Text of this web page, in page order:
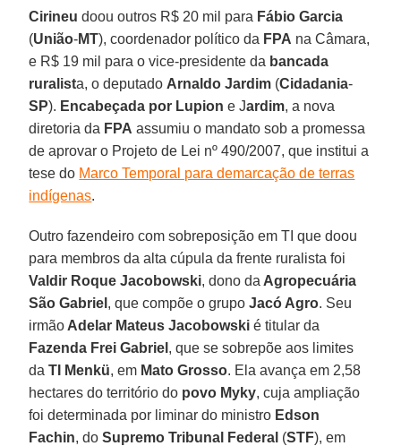
Cirineu doou outros R$ 20 mil para Fábio Garcia
(União-MT), coordenador político da FPA na Câmara,
e R$ 19 mil para o vice-presidente da bancada
ruralista, o deputado Arnaldo Jardim (Cidadania-
SP). Encabeçada por Lupion e Jardim, a nova
diretoria da FPA assumiu o mandato sob a promessa
de aprovar o Projeto de Lei nº 490/2007, que institui a
tese do Marco Temporal para demarcação de terras
indígenas.
Outro fazendeiro com sobreposição em TI que doou
para membros da alta cúpula da frente ruralista foi
Valdir Roque Jacobowski, dono da Agropecuária
São Gabriel , que compõe o grupoJacó Agro. Seu
irmão Adelar Mateus Jacobowski é titular da
Fazenda Frei Gabriel , que se sobrepõe aos limites
daTI Menkü, em Mato Grosso. Ela avança em 2,58
hectares do território do povo Myky, cuja ampliação
foi determinada por liminar do ministro Edson
Fachin, doSupremo Tribunal Federal (STF), em